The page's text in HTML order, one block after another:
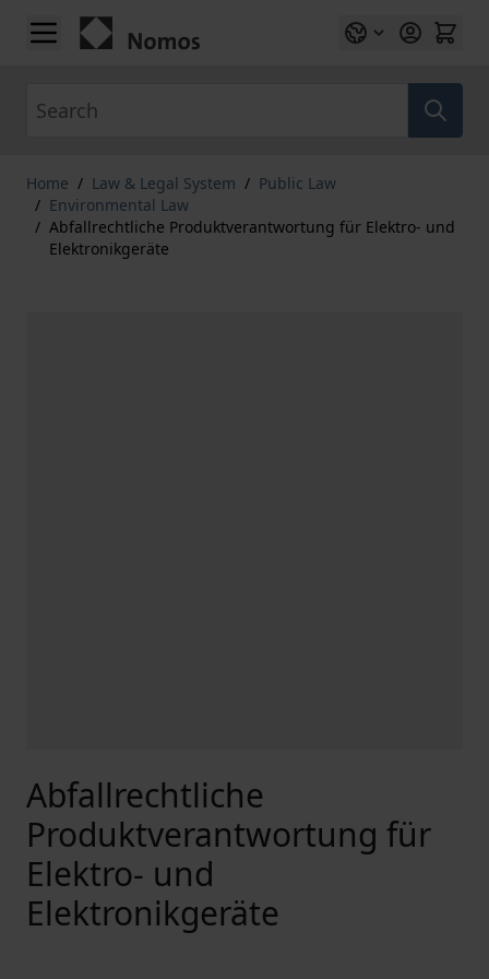
Skip to Content
Home / Law & Legal System / Public Law
/ Environmental Law
/ Abfallrechtliche Produktverantwortung für Elektro- und
Elektronikgeräte
Abfallrechtliche
Produktverantwortung für
Elektro- und
Elektronikgeräte